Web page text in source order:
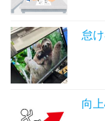
怠け
向上